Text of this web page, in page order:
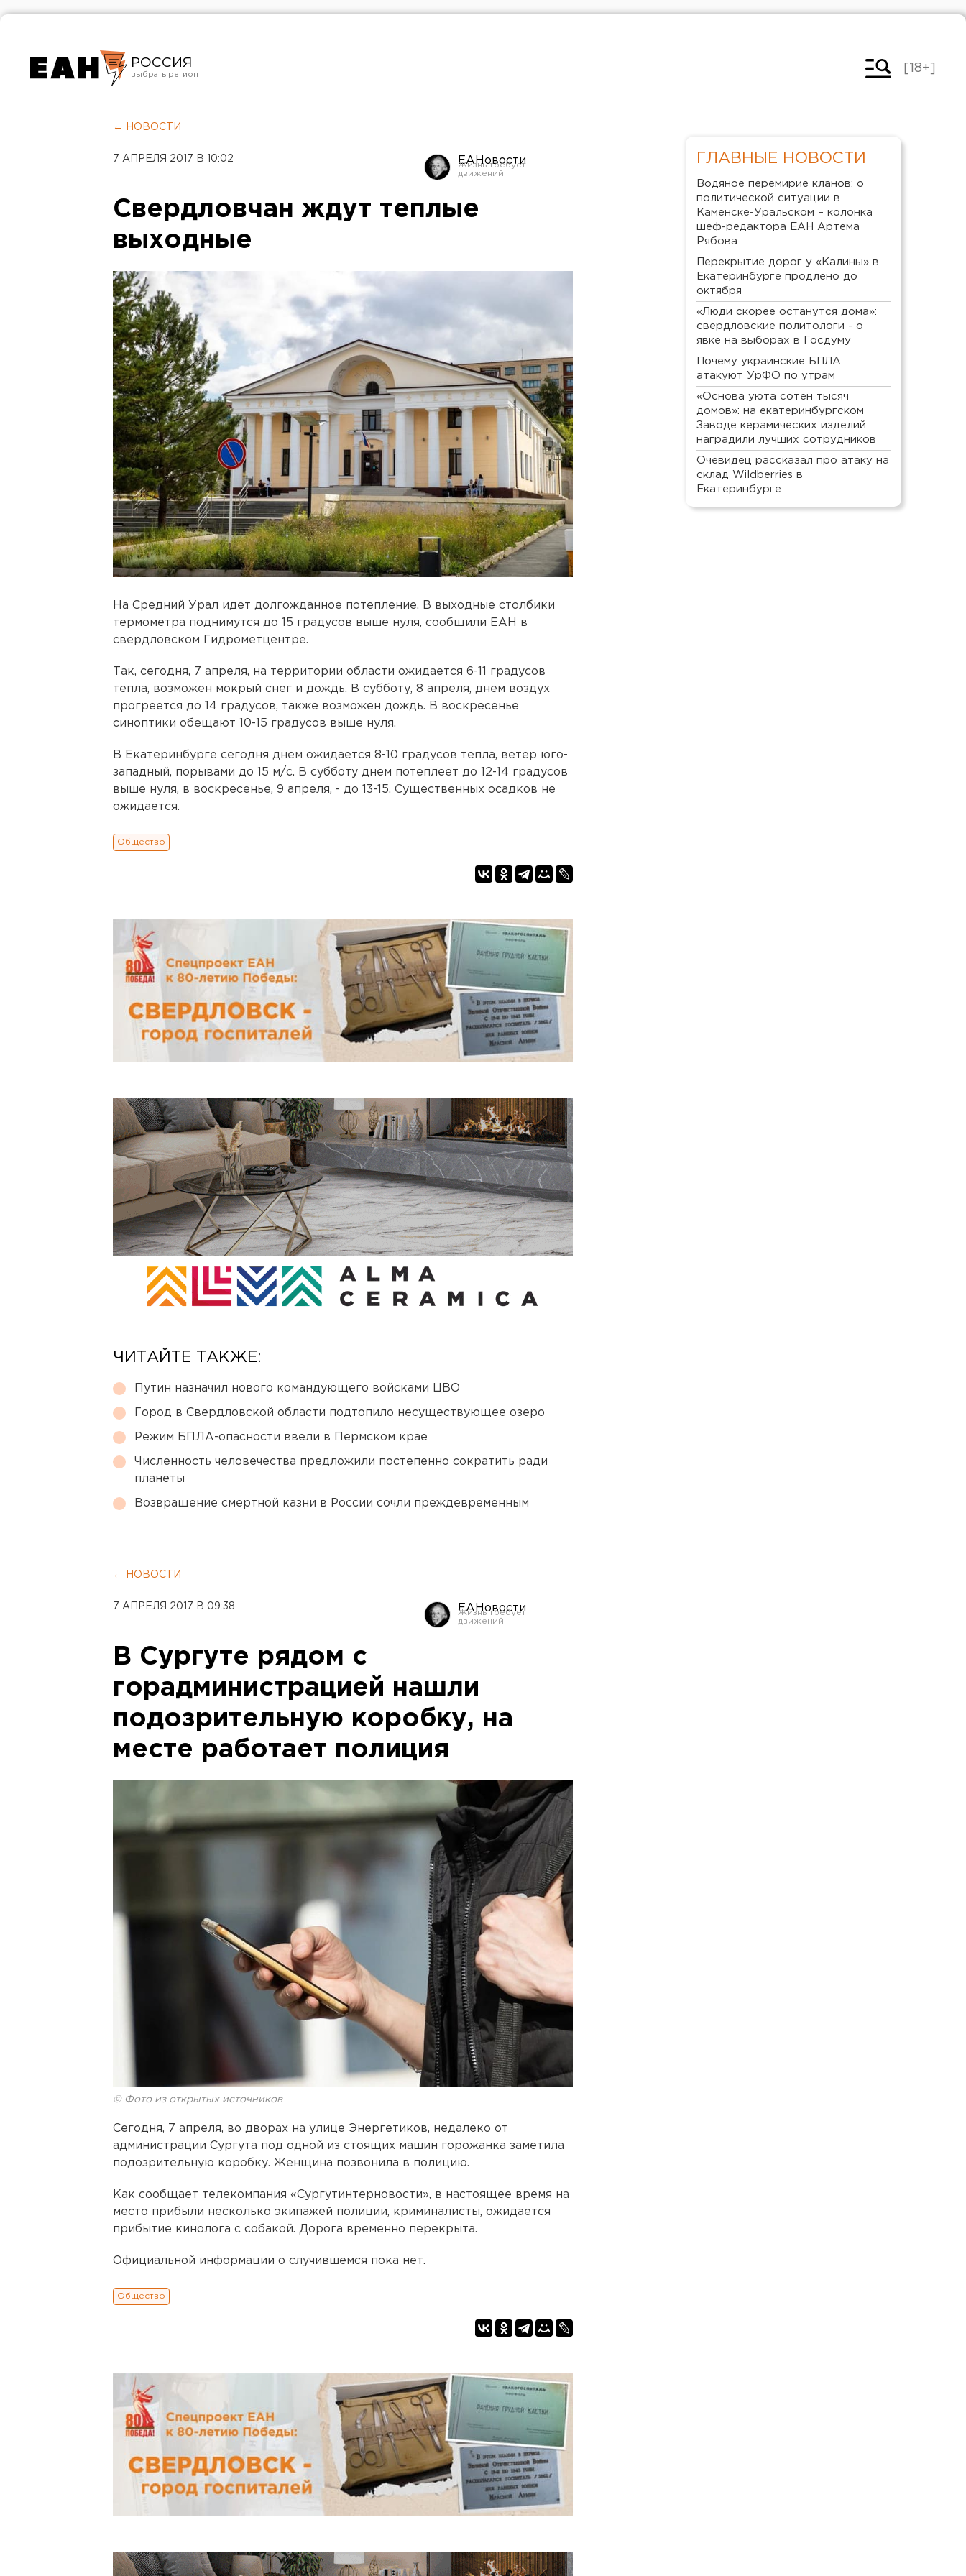
РОССИЯ
Челябинск
[18+]
← НОВОСТИ
7 АПРЕЛЯ 2017 В 10:02 ЕАНовости
Свердловчан ждут теплые
выходные
На Средний Урал идет долгожданное потепление. В выходные столбики
термометра поднимутся до 15 градусов выше нуля, сообщили ЕАН в
свердловском Гидрометцентре.
Так, сегодня, 7 апреля, на территории области ожидается 6-11 градусов
тепла, возможен мокрый снег и дождь. В субботу, 8 апреля, днем воздух
прогреется до 14 градусов, также возможен дождь. В воскресенье
синоптики обещают 10-15 градусов выше нуля.
В Екатеринбурге сегодня днем ожидается 8-10 градусов тепла, ветер юго-
западный, порывами до 15 м/с. В субботу днем потеплеет до 12-14 градусов
выше нуля, в воскресенье, 9 апреля, - до 13-15. Существенных осадков не
ожидается.
Общество
ЧИТАЙТЕ ТАКЖЕ:
Путин назначил нового командующего войсками ЦВО
Город в Свердловской области подтопило несуществующее озеро
Режим БПЛА-опасности ввели в Пермском крае
Численность человечества предложили постепенно сократить ради
планеты
Возвращение смертной казни в России сочли преждевременным
← НОВОСТИ
7 АПРЕЛЯ 2017 В 09:38 ЕАНовости
В Сургуте рядом с
горадминистрацией нашли
подозрительную коробку, на
месте работает полиция
© Фото из открытых источников
Сегодня, 7 апреля, во дворах на улице Энергетиков, недалеко от
администрации Сургута под одной из стоящих машин горожанка заметила
подозрительную коробку. Женщина позвонила в полицию.
Как сообщает телекомпания «Сургутинтерновости», в настоящее время на
место прибыли несколько экипажей полиции, криминалисты, ожидается
прибытие кинолога с собакой. Дорога временно перекрыта.
Официальной информации о случившемся пока нет.
Общество
ГЛАВНЫЕ НОВОСТИ
Водяное перемирие кланов: о
политической ситуации в
Каменске-Уральском – колонка
шеф-редактора ЕАН Артема
Рябова
Перекрытие дорог у «Калины» в
Екатеринбурге продлено до
октября
«Люди скорее останутся дома»:
свердловские политологи - о
явке на выборах в Госдуму
Почему украинские БПЛА
атакуют УрФО по утрам
«Основа уюта сотен тысяч
домов»: на екатеринбургском
Заводе керамических изделий
наградили лучших сотрудников
Очевидец рассказал про атаку на
склад Wildberries в
Екатеринбурге